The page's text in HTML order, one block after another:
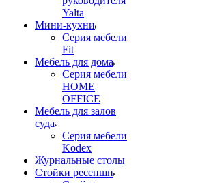
Yalta
Мини-кухни
Серия мебели
Fit
Мебель для дома
Серия мебели
HOME
OFFICE
Мебель для залов
суда
Серия мебели
Kodex
Журнальные столы
Стойки ресепшн